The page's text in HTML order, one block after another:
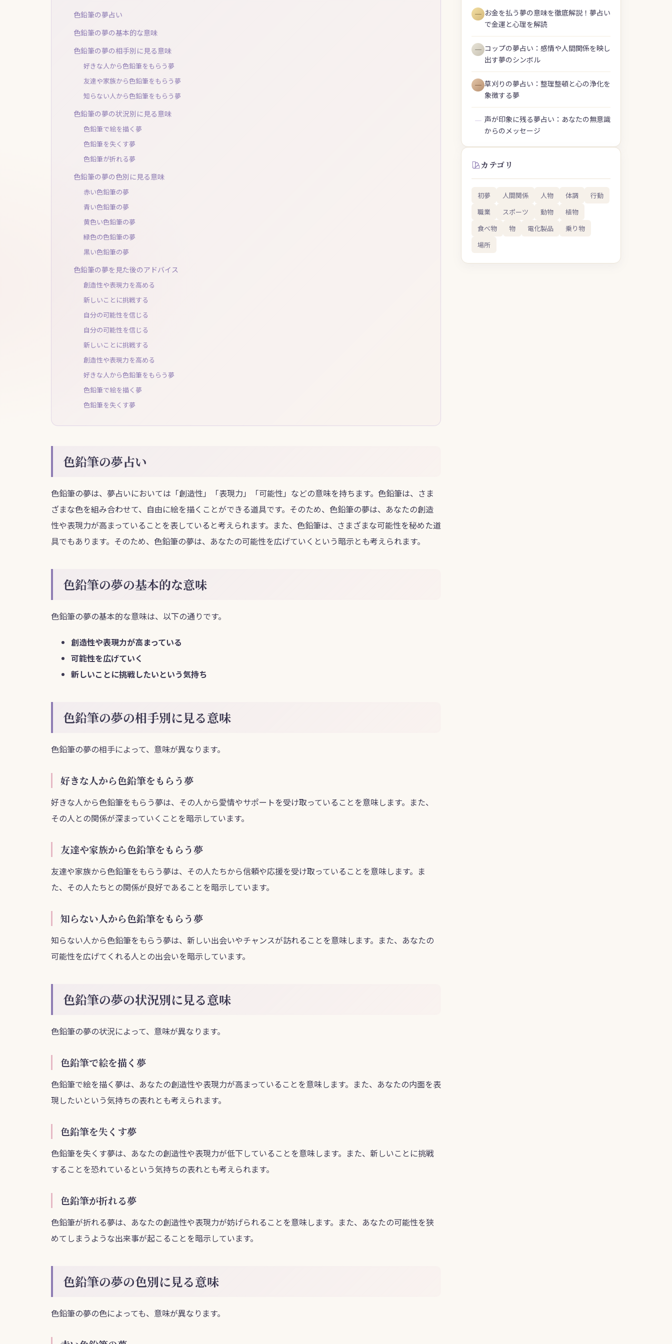
色鉛筆の夢占い
色鉛筆の夢の基本的な意味
色鉛筆の夢の相手別に見る意味
好きな人から色鉛筆をもらう夢
友達や家族から色鉛筆をもらう夢
知らない人から色鉛筆をもらう夢
色鉛筆の夢の状況別に見る意味
色鉛筆で絵を描く夢
色鉛筆を失くす夢
色鉛筆が折れる夢
色鉛筆の夢の色別に見る意味
赤い色鉛筆の夢
青い色鉛筆の夢
黄色い色鉛筆の夢
緑色の色鉛筆の夢
黒い色鉛筆の夢
色鉛筆の夢を見た後のアドバイス
創造性や表現力を高める
新しいことに挑戦する
自分の可能性を信じる
自分の可能性を信じる
新しいことに挑戦する
創造性や表現力を高める
好きな人から色鉛筆をもらう夢
色鉛筆で絵を描く夢
色鉛筆を失くす夢
色鉛筆の夢占い
色鉛筆の夢は、夢占いにおいては「創造性」「表現力」「可能性」などの意味を持ちます。色鉛筆は、さま
ざまな色を組み合わせて、自由に絵を描くことができる道具です。そのため、色鉛筆の夢は、あなたの創造
性や表現力が高まっていることを表していると考えられます。また、色鉛筆は、さまざまな可能性を秘めた道
具でもあります。そのため、色鉛筆の夢は、あなたの可能性を広げていくという暗示とも考えられます。
色鉛筆の夢の基本的な意味
色鉛筆の夢の基本的な意味は、以下の通りです。
創造性や表現力が高まっている
可能性を広げていく
新しいことに挑戦したいという気持ち
色鉛筆の夢の相手別に見る意味
色鉛筆の夢の相手によって、意味が異なります。
好きな人から色鉛筆をもらう夢
好きな人から色鉛筆をもらう夢は、その人から愛情やサポートを受け取っていることを意味します。また、
その人との関係が深まっていくことを暗示しています。
友達や家族から色鉛筆をもらう夢
友達や家族から色鉛筆をもらう夢は、その人たちから信頼や応援を受け取っていることを意味します。ま
た、その人たちとの関係が良好であることを暗示しています。
知らない人から色鉛筆をもらう夢
知らない人から色鉛筆をもらう夢は、新しい出会いやチャンスが訪れることを意味します。また、あなたの
可能性を広げてくれる人との出会いを暗示しています。
色鉛筆の夢の状況別に見る意味
色鉛筆の夢の状況によって、意味が異なります。
色鉛筆で絵を描く夢
色鉛筆で絵を描く夢は、あなたの創造性や表現力が高まっていることを意味します。また、あなたの内面を表
現したいという気持ちの表れとも考えられます。
色鉛筆を失くす夢
色鉛筆を失くす夢は、あなたの創造性や表現力が低下していることを意味します。また、新しいことに挑戦
することを恐れているという気持ちの表れとも考えられます。
色鉛筆が折れる夢
色鉛筆が折れる夢は、あなたの創造性や表現力が妨げられることを意味します。また、あなたの可能性を狭
めてしまうような出来事が起こることを暗示しています。
色鉛筆の夢の色別に見る意味
色鉛筆の夢の色によっても、意味が異なります。
― お金を払う夢の意味を徹底解説！夢占い
で金運と心理を解読
― コップの夢占い：感情や人間関係を映し
出す夢のシンボル
― 草刈りの夢占い：整理整頓と心の浄化を
象徴する夢
― 声が印象に残る夢占い：あなたの無意識
からのメッセージ
カテゴリ
初夢 人間関係 人物 体調
行動
職業
スポーツ 動物
植物
食べ物
物 電化製品
乗り物
場所